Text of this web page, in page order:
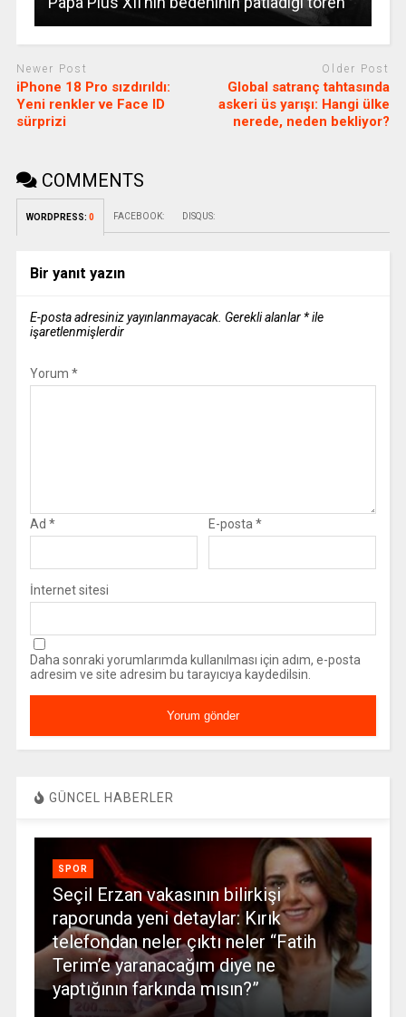
Newer Post
iPhone 18 Pro sızdırıldı:
Yeni renkler ve Face ID
sürprizi
Older Post
Global satranç tahtasında
askeri üs yarışı: Hangi ülke
nerede, neden bekliyor?
COMMENTS
WORDPRESS: 0 FACEBOOK: DISQUS:
Bir yanıt yazın
E-posta adresiniz yayınlanmayacak. Gerekli alanlar *ile
işaretlenmişlerdir
Yorum *
Ad * E-posta*
İnternet sitesi
Daha sonraki yorumlarımda kullanılması için adım, e-posta
adresim ve site adresim bu tarayıcıya kaydedilsin.
GÜNCEL HABERLER
SPOR
Seçil Erzan vakasının bilirkişi
raporunda yeni detaylar: Kırık
telefondan neler çıktı neler “Fatih
Terim’e yaranacağım diye ne
yaptığının farkında mısın?”